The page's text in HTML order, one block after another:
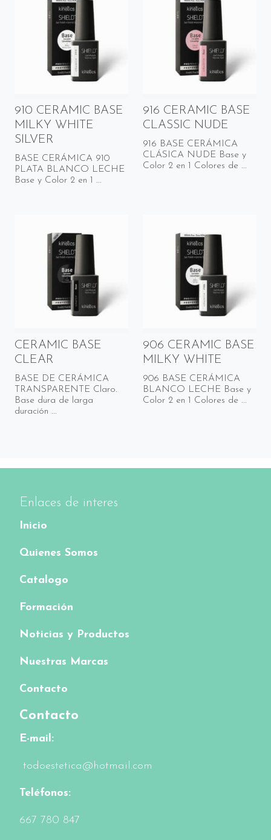
910 CERAMIC BASE
MILKY WHITE
SILVER
BASE CERÁMICA 910
PLATA BLANCO LECHE
Base y Color 2 en 1 ...
916 CERAMIC BASE
CLASSIC NUDE
916 BASE CERÁMICA
CLÁSICA NUDE Base y
Color 2 en 1 Colores de ...
CERAMIC BASE
CLEAR
BASE DE CERÁMICA
TRANSPARENTE Claro.
Base dura de larga
duración ...
906 CERAMIC BASE
MILKY WHITE
906 BASE CERÁMICA
BLANCO LECHE Base y
Color 2 en 1 Colores de ...
Enlaces de interes
Inicio
Quienes Somos
Catalogo
Formación
Noticias y Productos
Nuestras Marcas
Contacto
Contacto
E-mail:
todoestetica@hotmail.com
Teléfonos:
667 780 847